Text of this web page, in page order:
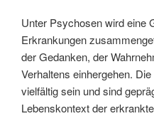
Unter Psychosen wird eine
Erkrankungen
der Gedanken, der
Verhaltens einhergehen.
vielfältig sein und sind
Lebenskontext der